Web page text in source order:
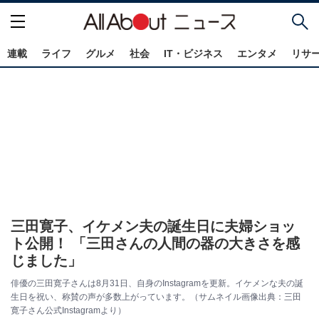
連載 ライフ グルメ 社会 IT・ビジネス エンタメ リサ
三田寛子、イケメン夫の誕生日に夫婦ショッ
ト公開！ 「三田さんの人間の器の大きさを感
じました」
俳優の三田寛子さんは8月31日、自身のInstagramを更新。イケメンな夫の誕
生日を祝い、称賛の声が多数上がっています。（サムネイル画像出典：三田
寛子さん公式Instagramより）